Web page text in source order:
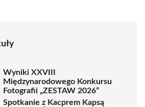
Wyniki XXVIII
Międzynarodowego Konkursu
Fotografii „ZESTAW 2026”
Spotkanie z Kacprem Kapsą